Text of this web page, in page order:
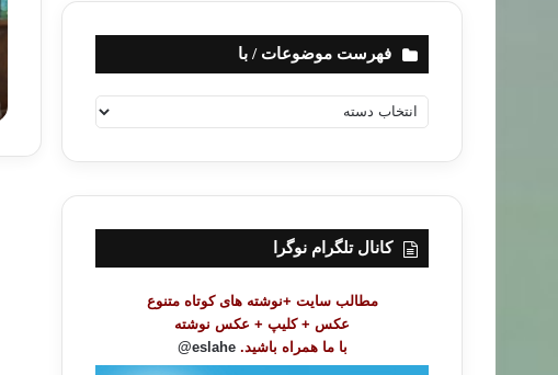
فهرست موضوعات / با
ه
ت
ض
کانال تلگرام نوگرا
مطالب سایت +نوشته های کوتاه متنوع
عکس + کلیپ + عکس نوشته
با ما همراه باشید. eslahe@